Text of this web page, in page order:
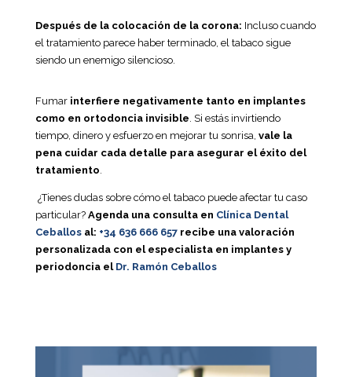
Después de la colocación de la corona: Incluso cuando
el tratamiento parece haber terminado, el tabaco sigue
siendo un enemigo silencioso.
Fumar interfiere negativamente tanto en implantes
como en ortodoncia invisible . Si estás invirtiendo
tiempo, dinero y esfuerzo en mejorar tu sonrisa, vale la
pena cuidar cada detalle para asegurar el éxito del
tratamiento
¿Tienes dudas sobre cómo el tabaco puede afectar tu caso
particular? Agenda una consulta en Clínica Dental
Ceballosal: +34 636 666 657recibe una valoración
personalizada con el especialista en implantes y
periodoncia elDr. Ramón Ceballos